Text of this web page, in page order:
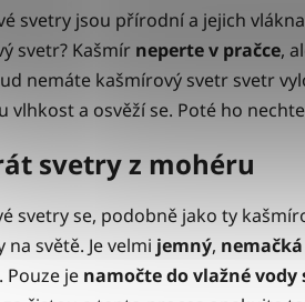
svetry jsou přírodní a jejich
svetr? Kašmír neperte v pračce,
nemáte kašmírový svetr svetr
vlhkost a osvěží se. Poté ho
svetry z mohéru
svetry se, podobně jako ty
na světě. Je velmi jemný, nemačká
. Pouze je namočte do vlažné